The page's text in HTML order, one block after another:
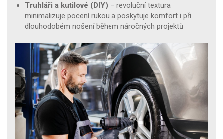
Truhláři a kutilové (DIY) – revoluční textura
minimalizuje pocení rukou a poskytuje komfort i při
dlouhodobém nošení během náročných projektů